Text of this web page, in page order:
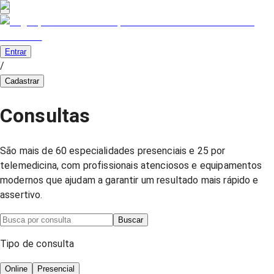
Entrar
/
Cadastrar
Consultas
São mais de 60 especialidades presenciais e 25 por
telemedicina, com profissionais atenciosos e equipamentos
modernos que ajudam a garantir um resultado mais rápido e
assertivo.
Buscar
Tipo de consulta
Online Presencial